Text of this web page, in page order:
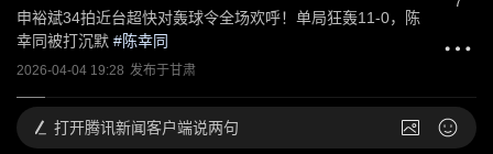
申裕斌34拍近台超快对轰球令全场欢呼！单局狂轰11-0，陈
幸同被打沉默 #陈幸同
2026-04-04 19:28 发布于甘肃
打开腾讯新闻客户端说两句